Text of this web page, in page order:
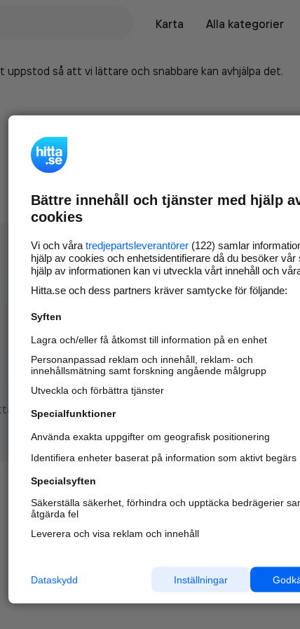
Karta
Alla kategorier
uppstod så att vi lättare och snabbare kan avhjälpa det.
Marknadsför företaget
nya kunder och
samarbetspartners nära dig.
Läs mer här
Bättre innehåll och tjänster med hjälp
cookies
Vi och våra tredjepartsleverantörer (122) samlar
hjälp av cookies och enhetsidentifierare då du besöker vår
hjälp av informationen kan vi utveckla vårt innehåll och
Hitta.se och dess partners kräver samtycke för följande:
Syften
Lagra och/eller få åtkomst till information på en enhet
Personanpassad reklam och innehåll, reklam- och
innehållsmätning samt forskning angående målgrupp
Utveckla och förbättra tjänster
Specialfunktioner
Använda exakta uppgifter om geografisk positionering
Identifiera enheter baserat på information som aktivt begärs
Specialsyften
Säkerställa säkerhet, förhindra och upptäcka bedrägerier
åtgärda fel
Leverera och visa reklam och innehåll
Inställningar
Dataskydd